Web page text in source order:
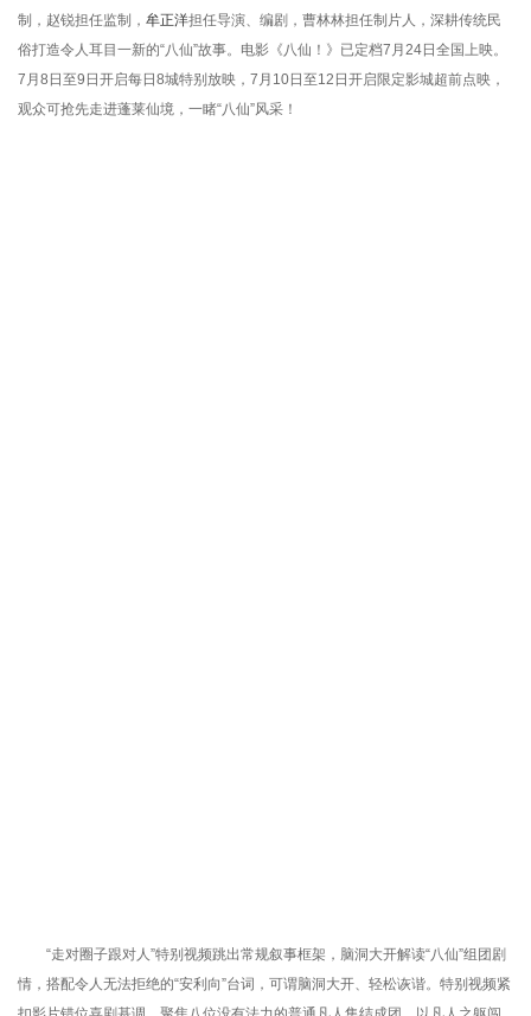
制，赵锐担任监制， 牟正洋担任导演、编剧，曹林林担任制片人，深耕传统民
俗打造令人耳目一新的“八仙”故事。电影《八仙！》已定档7月24日全国上映。
7月8日至9日开启每日8城特别放映，7月10日至12日开启限定影城超前点映，
观众可抢先走进蓬莱仙境，一睹“八仙”风采！
“走对圈子跟对人”特别视频跳出常规叙事框架，脑洞大开解读“八仙”组团剧
情，搭配令人无法拒绝的“安利向”台词，可谓脑洞大开、轻松诙谐。特别视频紧